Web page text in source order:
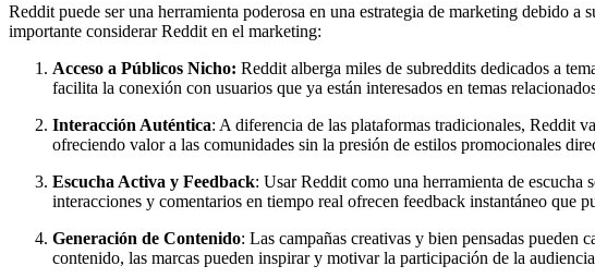
Reddit puede ser una herramienta poderosa en una estrategia de marketing debido
importante considerar Reddit en el marketing:
Acceso a Públicos Nicho: Reddit alberga miles de subreddits dedicados a
facilita la conexión con usuarios que ya están interesados en temas
Interacción Auténtica: A diferencia de las plataformas tradicionales, Reddit
ofreciendo valor a las comunidades sin la presión de estilos promocionales
Escucha Activa y Feedback: Usar Reddit como una herramienta de escucha
interacciones y comentarios en tiempo real ofrecen feedback instantáneo que
Generación de Contenido: Las campañas creativas y bien pensadas
contenido, las marcas pueden inspirar y motivar la participación de la